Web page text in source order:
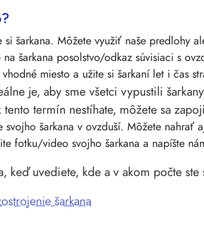
si šarkana. Môžete využiť naše predlohy
na šarkana posolstvo/odkaz súvisiaci s
miesto a užite si šarkaní let i čas
je, aby sme všetci vypustili
tento termín nestíhate, môžete sa
šarkana v ovzduší. Môžete nahrať
fotku/video svojho šarkana a napíšte
keď uvediete, kde a v akom počte
šarkana